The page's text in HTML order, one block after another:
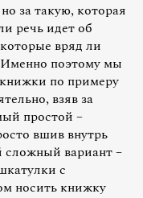
за такую, которая
речь идет об
вряд ли
поэтому мы
по примеру
взяв за
простой –
вшив внутрь
вариант –
с
носить книжку